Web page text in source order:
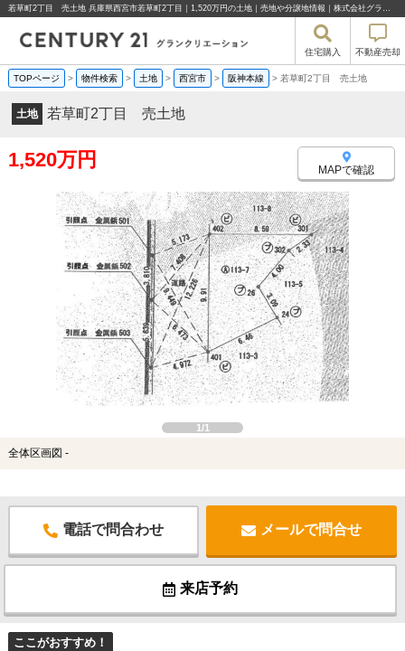
若草町2丁目 売土地 兵庫県西宮市若草町2丁目｜1,520万円の土地｜売地や分譲地情報｜株式会社グランクリエーション
住宅購入 不動産売却
TOPページ > 物件検索 > 土地 > 西宮市 > 阪神本線 > 若草町2丁目 売土地
土地 若草町2丁目 売土地
1,520万円 MAPで確認
1/1
全体区画図 -
電話で問合わせ メールで問合せ
来店予約
ここがおすすめ！